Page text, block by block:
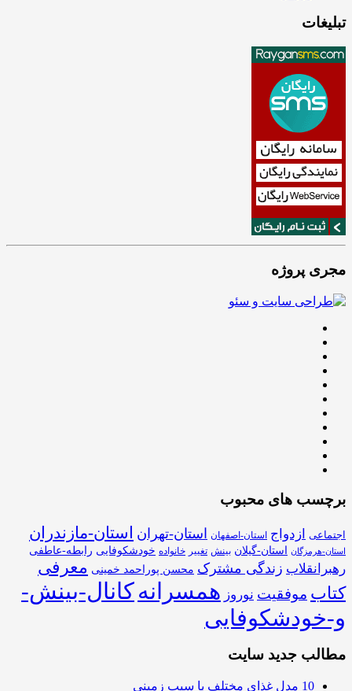
تبلیغات
مجری پروژه
برچسب های محبوب
اجتماعی ازدواج استان-اصفهان استان-تهران استان-مازندران
استان-هرمزگان استان-گیلان بینش تغییر خانواده خودشکوفایی رابطه-عاطفی
رهبرانقلاب زندگی مشترک محسن پوراحمد خمینی معرفی
کتاب موفقیت نوروز همسرانهکانال-بینش-
و-خودشکوفایی
مطالب جدید سایت
10 مدل غذای مختلف با سیب زمینی